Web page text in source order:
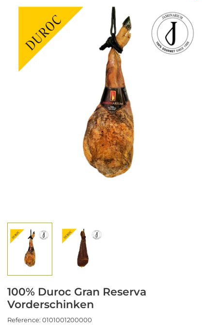
100% Duroc Gran Reserva
Vorderschinken
Reference: 0101001200000